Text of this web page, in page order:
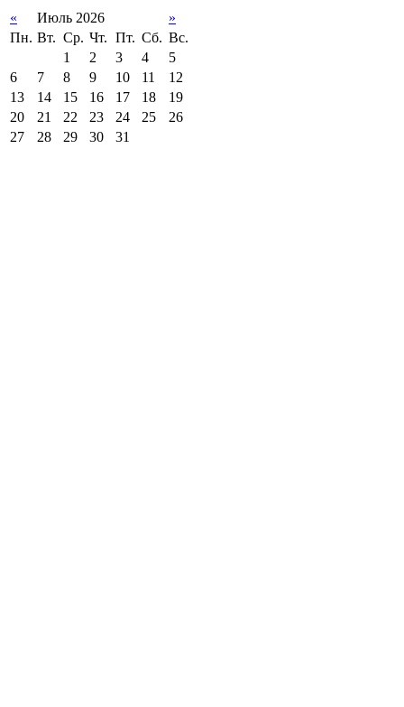
« Июль 2026
»
Пн. Вт. Ср. Чт. Пт. Сб. Вс.
1
2 3 4
5
6
7 8 9 10 11
12
13
14 15 16 17 18
19
20
21 22 23 24 25
26
27
28 29 30 31